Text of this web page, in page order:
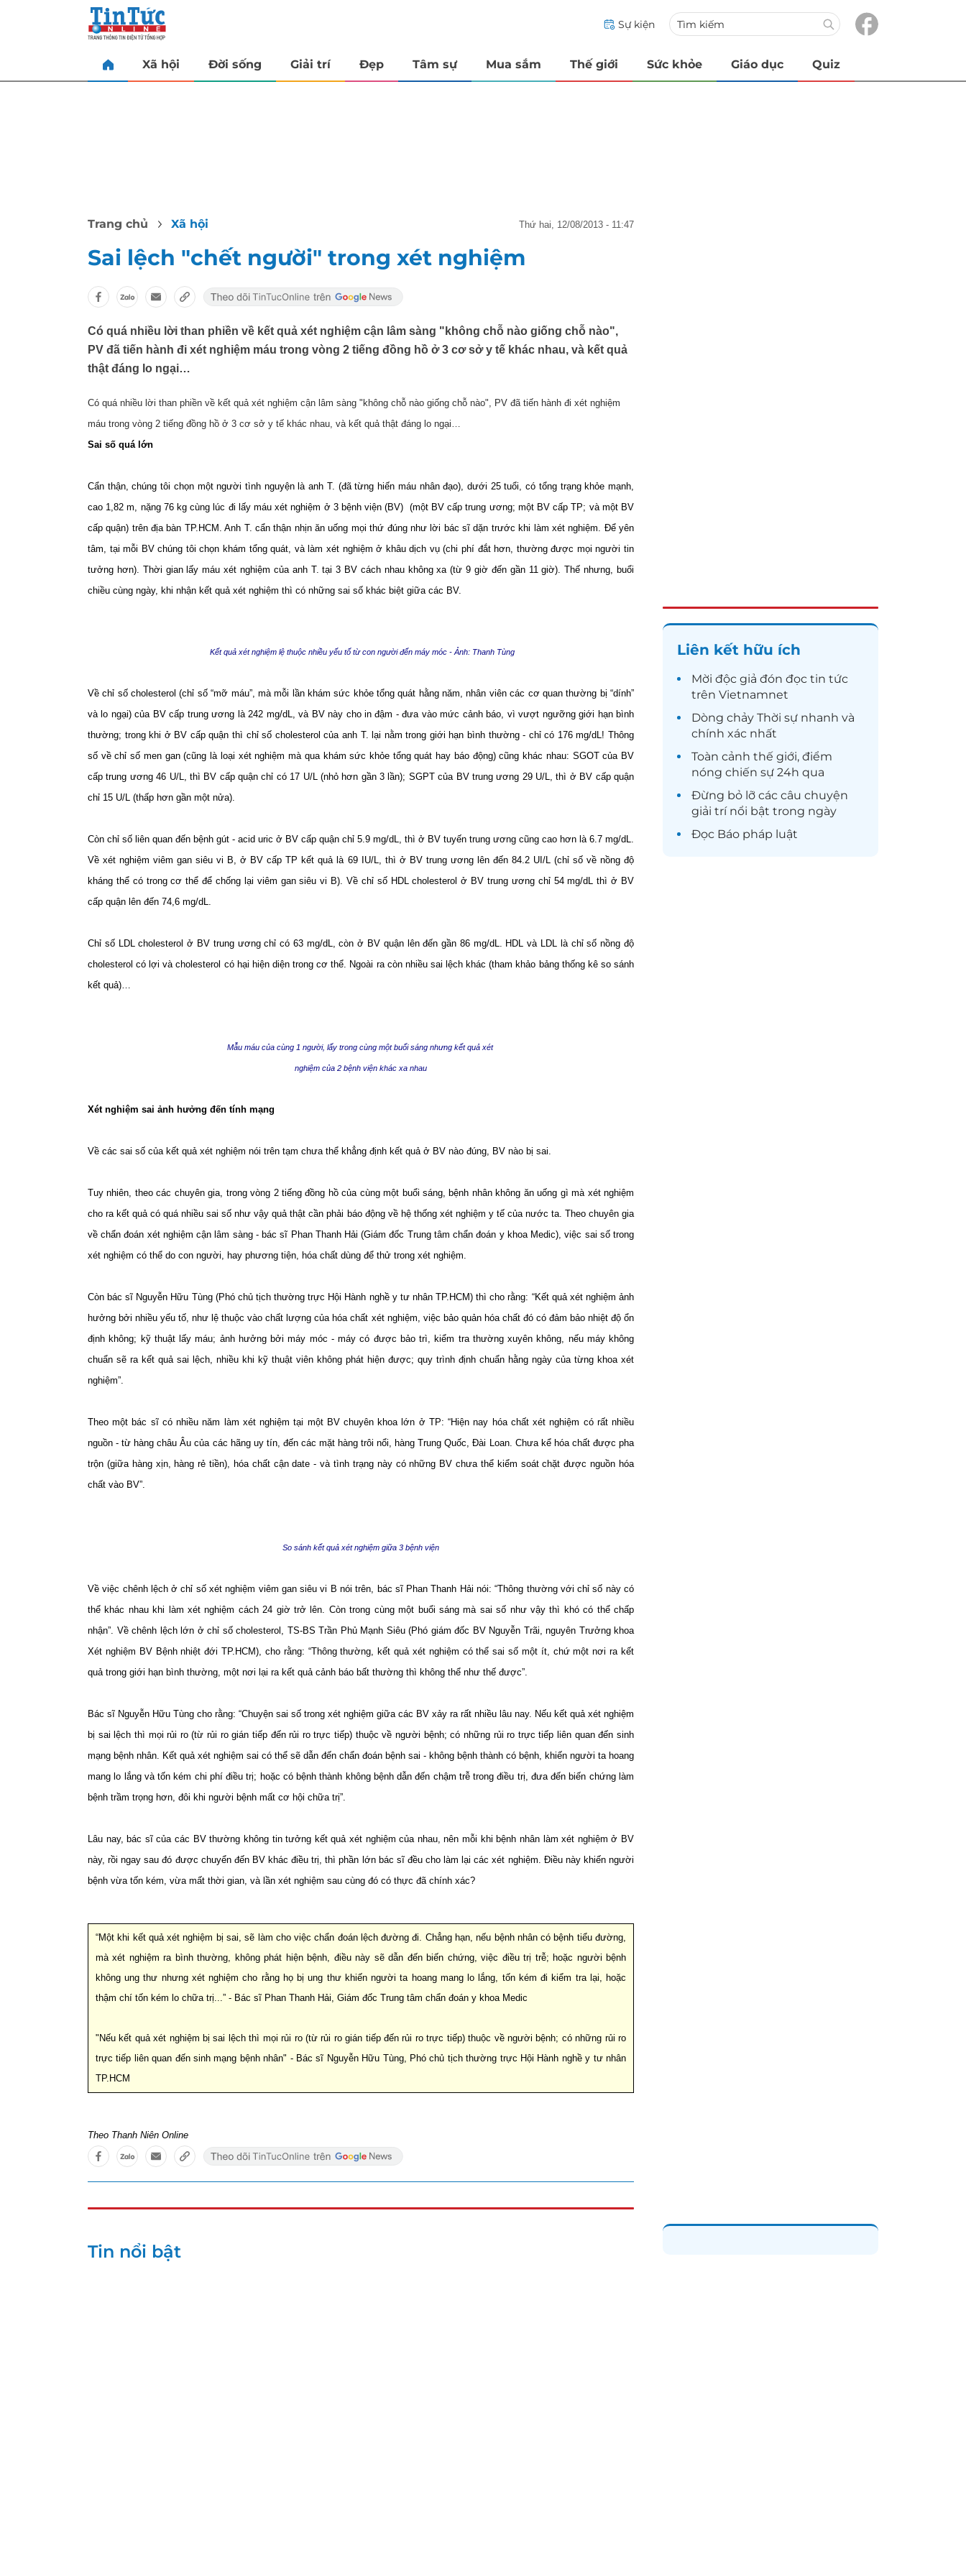
Sự kiện
Xã hội Đời sống Giải trí Đẹp Tâm sự Mua sắm Thế giới Sức khỏe Giáo dục Quiz
Trang chủ Xã hội thứ hai, 12/08/2013 - 11:47
Sai lệch "chết người" trong xét nghiệm
Có quá nhiều lời than phiền về kết quả xét nghiệm cận lâm sàng "không chỗ nào giống chỗ nào",
PV đã tiến hành đi xét nghiệm máu trong vòng 2 tiếng đồng hồ ở 3 cơ sở y tế khác nhau, và kết quả
thật đáng lo ngại…
Có quá nhiều lời than phiền về kết quả xét nghiệm cận lâm sàng "không chỗ nào giống chỗ nào", PV đã tiến hành đi xét nghiệm
máu trong vòng 2 tiếng đồng hồ ở 3 cơ sở y tế khác nhau, và kết quả thật đáng lo ngại…
Sai số quá lớn
Cẩn thận, chúng tôi chọn một người tình nguyện là anh T. (đã từng hiến máu nhân đạo), dưới 25 tuổi, có tổng trạng khỏe mạnh,
cao 1,82 m, nặng 76 kg cùng lúc đi lấy máu xét nghiệm ở 3 bệnh viện (BV) (một BV cấp trung ương; một BV cấp TP; và một BV
cấp quận) trên địa bàn TP.HCM. Anh T. cẩn thận nhịn ăn uống mọi thứ đúng như lời bác sĩ dặn trước khi làm xét nghiệm. Để yên
tâm, tại mỗi BV chúng tôi chọn khám tổng quát, và làm xét nghiệm ở khâu dịch vụ (chi phí đắt hơn, thường được mọi người tin
tưởng hơn). Thời gian lấy máu xét nghiệm của anh T. tại 3 BV cách nhau không xa (từ 9 giờ đến gần 11 giờ). Thế nhưng, buổi
chiều cùng ngày, khi nhận kết quả xét nghiệm thì có những sai số khác biệt giữa các BV.
Kết quả xét nghiệm lệ thuộc nhiều yếu tố từ con người đến máy móc - Ảnh: Thanh Tùng
Về chỉ số cholesterol (chỉ số “mỡ máu”, mà mỗi lần khám sức khỏe tổng quát hằng năm, nhân viên các cơ quan thường bị “dính”
và lo ngại) của BV cấp trung ương là 242 mg/dL, và BV này cho in đậm - đưa vào mức cảnh báo, vì vượt ngưỡng giới hạn bình
thường; trong khi ở BV cấp quận thì chỉ số cholesterol của anh T. lại nằm trong giới hạn bình thường - chỉ có 176 mg/dL! Thông
số về chỉ số men gan (cũng là loại xét nghiệm mà qua khám sức khỏe tổng quát hay báo động) cũng khác nhau: SGOT của BV
cấp trung ương 46 U/L, thì BV cấp quận chỉ có 17 U/L (nhỏ hơn gần 3 lần); SGPT của BV trung ương 29 U/L, thì ở BV cấp quận
chỉ 15 U/L (thấp hơn gần một nửa).
Còn chỉ số liên quan đến bệnh gút - acid uric ở BV cấp quận chỉ 5.9 mg/dL, thì ở BV tuyến trung ương cũng cao hơn là 6.7 mg/dL.
Về xét nghiệm viêm gan siêu vi B, ở BV cấp TP kết quả là 69 IU/L, thì ở BV trung ương lên đến 84.2 UI/L (chỉ số về nồng độ
kháng thể có trong cơ thể để chống lại viêm gan siêu vi B). Về chỉ số HDL cholesterol ở BV trung ương chỉ 54 mg/dL thì ở BV
cấp quận lên đến 74,6 mg/dL.
Chỉ số LDL cholesterol ở BV trung ương chỉ có 63 mg/dL, còn ở BV quận lên đến gần 86 mg/dL. HDL và LDL là chỉ số nồng độ
cholesterol có lợi và cholesterol có hại hiện diện trong cơ thể. Ngoài ra còn nhiều sai lệch khác (tham khảo bảng thống kê so sánh
kết quả)…
Mẫu máu của cùng 1 người, lấy trong cùng một buổi sáng nhưng kết quả xét
nghiệm của 2 bệnh viện khác xa nhau
Xét nghiệm sai ảnh hưởng đến tính mạng
Về các sai số của kết quả xét nghiệm nói trên tạm chưa thể khẳng định kết quả ở BV nào đúng, BV nào bị sai.
Tuy nhiên, theo các chuyên gia, trong vòng 2 tiếng đồng hồ của cùng một buổi sáng, bệnh nhân không ăn uống gì mà xét nghiệm
cho ra kết quả có quá nhiều sai số như vậy quả thật cần phải báo động về hệ thống xét nghiệm y tế của nước ta. Theo chuyên gia
về chẩn đoán xét nghiệm cận lâm sàng - bác sĩ Phan Thanh Hải (Giám đốc Trung tâm chẩn đoán y khoa Medic), việc sai số trong
xét nghiệm có thể do con người, hay phương tiện, hóa chất dùng để thử trong xét nghiệm.
Còn bác sĩ Nguyễn Hữu Tùng (Phó chủ tịch thường trực Hội Hành nghề y tư nhân TP.HCM) thì cho rằng: “Kết quả xét nghiệm ảnh
hưởng bởi nhiều yếu tố, như lệ thuộc vào chất lượng của hóa chất xét nghiệm, việc bảo quản hóa chất đó có đảm bảo nhiệt độ ổn
định không; kỹ thuật lấy máu; ảnh hưởng bởi máy móc - máy có được bảo trì, kiểm tra thường xuyên không, nếu máy không
chuẩn sẽ ra kết quả sai lệch, nhiều khi kỹ thuật viên không phát hiện được; quy trình định chuẩn hằng ngày của từng khoa xét
nghiệm”.
Theo một bác sĩ có nhiều năm làm xét nghiệm tại một BV chuyên khoa lớn ở TP: “Hiện nay hóa chất xét nghiệm có rất nhiều
nguồn - từ hàng châu Âu của các hãng uy tín, đến các mặt hàng trôi nổi, hàng Trung Quốc, Đài Loan. Chưa kể hóa chất được pha
trộn (giữa hàng xịn, hàng rẻ tiền), hóa chất cận date - và tình trạng này có những BV chưa thể kiểm soát chặt được nguồn hóa
chất vào BV”.
So sánh kết quả xét nghiệm giữa 3 bệnh viện
Về việc chênh lệch ở chỉ số xét nghiệm viêm gan siêu vi B nói trên, bác sĩ Phan Thanh Hải nói: “Thông thường với chỉ số này có
thể khác nhau khi làm xét nghiệm cách 24 giờ trở lên. Còn trong cùng một buổi sáng mà sai số như vậy thì khó có thể chấp
nhận”. Về chênh lệch lớn ở chỉ số cholesterol, TS-BS Trần Phủ Mạnh Siêu (Phó giám đốc BV Nguyễn Trãi, nguyên Trưởng khoa
Xét nghiệm BV Bệnh nhiệt đới TP.HCM), cho rằng: “Thông thường, kết quả xét nghiệm có thể sai số một ít, chứ một nơi ra kết
quả trong giới hạn bình thường, một nơi lại ra kết quả cảnh báo bất thường thì không thể như thế được”.
Bác sĩ Nguyễn Hữu Tùng cho rằng: “Chuyện sai số trong xét nghiệm giữa các BV xảy ra rất nhiều lâu nay. Nếu kết quả xét nghiệm
bị sai lệch thì mọi rủi ro (từ rủi ro gián tiếp đến rủi ro trực tiếp) thuộc về người bệnh; có những rủi ro trực tiếp liên quan đến sinh
mạng bệnh nhân. Kết quả xét nghiệm sai có thể sẽ dẫn đến chẩn đoán bệnh sai - không bệnh thành có bệnh, khiến người ta hoang
mang lo lắng và tốn kém chi phí điều trị; hoặc có bệnh thành không bệnh dẫn đến chậm trễ trong điều trị, đưa đến biến chứng làm
bệnh trầm trọng hơn, đôi khi người bệnh mất cơ hội chữa trị”.
Lâu nay, bác sĩ của các BV thường không tin tưởng kết quả xét nghiệm của nhau, nên mỗi khi bệnh nhân làm xét nghiệm ở BV
này, rồi ngay sau đó được chuyển đến BV khác điều trị, thì phần lớn bác sĩ đều cho làm lại các xét nghiệm. Điều này khiến người
bệnh vừa tốn kém, vừa mất thời gian, và lần xét nghiệm sau cùng đó có thực đã chính xác?
“Một khi kết quả xét nghiệm bị sai, sẽ làm cho việc chẩn đoán lệch đường đi. Chẳng hạn, nếu bệnh nhân có bệnh tiểu đường,
mà xét nghiệm ra bình thường, không phát hiện bệnh, điều này sẽ dẫn đến biến chứng, việc điều trị trễ; hoặc người bệnh
không ung thư nhưng xét nghiệm cho rằng họ bị ung thư khiến người ta hoang mang lo lắng, tốn kém đi kiểm tra lại, hoặc
thậm chí tốn kém lo chữa trị...” - Bác sĩ Phan Thanh Hải, Giám đốc Trung tâm chẩn đoán y khoa Medic
"Nếu kết quả xét nghiệm bị sai lệch thì mọi rủi ro (từ rủi ro gián tiếp đến rủi ro trực tiếp) thuộc về người bệnh; có những rủi ro
trực tiếp liên quan đến sinh mạng bệnh nhân" - Bác sĩ Nguyễn Hữu Tùng, Phó chủ tịch thường trực Hội Hành nghề y tư nhân
TP.HCM
Theo Thanh Niên Online
Liên kết hữu ích
Mời độc giả đón đọc tin tức
trên Vietnamnet
Dòng chảy Thời sự nhanh và
chính xác nhất
Toàn cảnh thế giới, điểm
nóng chiến sự 24h qua
Đừng bỏ lỡ các câu chuyện
giải trínổi bật trong ngày
Đọc Báo pháp luật
Tin nổi bật